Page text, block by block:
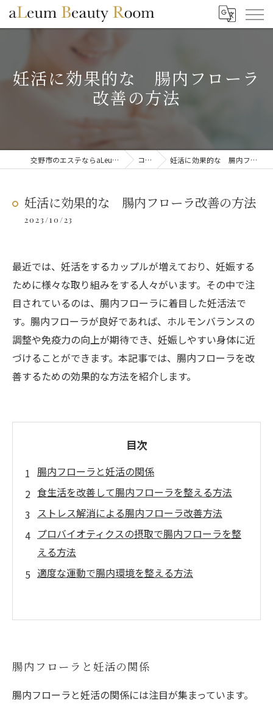
妊活に効果的な 腸内フローラ
改善の方法
交野市のエステならaLeum Beauty Room コラム 妊活に効果的な 腸内フローラ改善の方法
妊活に効果的な 腸内フローラ改善の方法
2023/10/23
最近では、妊活をするカップルが増えており、妊娠する
ために様々な取り組みをする人々がいます。その中で注
目されているのは、腸内フローラに着目した妊活法で
す。腸内フローラが良好であれば、ホルモンバランスの
調整や免疫力の向上が期待でき、妊娠しやすい身体に近
づけることができます。本記事では、腸内フローラを改
善するための効果的な方法を紹介します。
目次
腸内フローラと妊活の関係
食生活を改善して腸内フローラを整える方法
ストレス解消による腸内フローラ改善方法
プロバイオティクスの摂取で腸内フローラを整
える方法
適度な運動で腸内環境を整える方法
腸内フローラと妊活の関係
腸内フローラと妊活の関係には注目が集まっています。